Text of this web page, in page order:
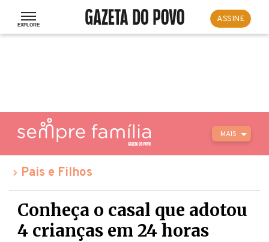
ASSINE
MAIS
Pais e Filhos
Conheça o casal que adotou
4 crianças em 24 horas